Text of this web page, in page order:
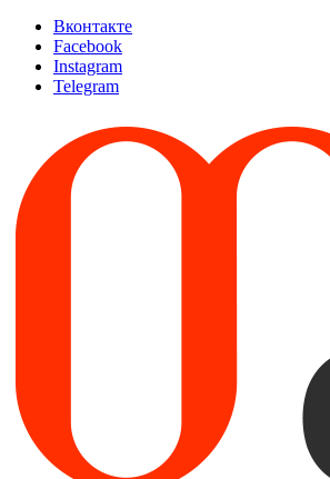
Вконтакте
Facebook
Instagram
Telegram